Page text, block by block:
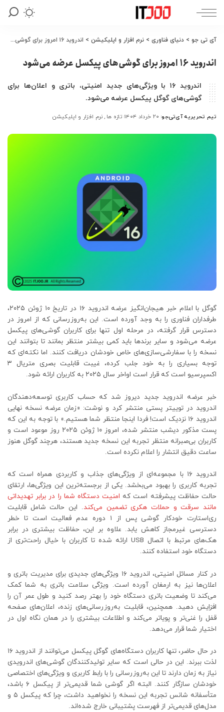
آی تی جو > دنیای فناوری > نرم افزار و اپلیکیشن > اندروید ۱۶ امروز برای گوشی‌های پیکسل عرضه می‌شود
اندروید ۱۶ امروز برای گوشی‌های پیکسل عرضه می‌شود
اندروید ۱۶ با ویژگی‌های جدید امنیتی، باتری و اعلان‌ها برای
گوشی‌های گوگل پیکسل عرضه می‌شود.
ارسال
توسط
تیم تحریریه آی‌تی‌جو ۲۰ خرداد ۱۴۰۴ تازه ها نرم افزار و اپلیکیشن
گوگل با اعلام خبر هیجان‌انگیز عرضه اندروید ۱۶ در تاریخ ۱۰ ژوئن ۲۰۲۵،
طرفداران فناوری را به وجد آورده است. این به‌روزرسانی که از امروز در
دسترس قرار گرفته، در مرحله اول تنها برای کاربران گوشی‌های پیکسل
عرضه می‌شود و سایر برندها باید کمی بیشتر منتظر بمانند تا بتوانند این
نسخه را با سفارشی‌سازی‌های خاص خودشان دریافت کنند. اما نکته‌ای که
توجه بسیاری را به خود جلب کرده، غیبت قابلیت بصری متریال ۳
اکسپرسیو است که قرار است اواخر سال ۲۰۲۵ به کاربران ارائه شود.
خبر عرضه اندروید جدید دیروز شد که حساب کاربری توسعه‌دهندگان
اندروید در توییتر پستی منتشر کرد و نوشت: «زمان عرضه نسخه نهایی
اندروید ۱۶ نزدیک است! فردا اینجا منتظر شما هستیم.» با توجه به این که
پست مذکور دیشب منتشر شده، امروز ۱۰ ژوئن ۲۰۲۵ روز موعود است و
کاربران بی‌صبرانه منتظر تجربه این نسخه جدید هستند، هرچند گوگل هنوز
ساعت دقیق انتشار را اعلام نکرده است.
اندروید ۱۶ با مجموعه‌ای از ویژگی‌های جذاب و کاربردی همراه است که
تجربه کاربری را بهبود می‌بخشد. یکی از برجسته‌ترین این ویژگی‌ها، ارتقای
حالت حفاظت پیشرفته است که امنیت دستگاه شما را در برابر تهدیداتی
مانند سرقت و حملات هکری تضمین می‌کند. این حالت شامل قابلیت
ری‌استارت خودکار گوشی پس از ۱ دوره عدم فعالیت است تا خطر
دسترسی غیرمجاز کاهش یابد. علاوه بر این، حفاظت بیشتری در برابر
هک‌های مرتبط با اتصال USB ارائه شده تا کاربران با خیال راحت‌تری از
دستگاه خود استفاده کنند.
در کنار مسائل امنیتی، اندروید ۱۶ ویژگی‌های جدیدی برای مدیریت باتری و
اعلان‌ها نیز به ارمغان آورده است. ویژگی سلامت باتری به شما کمک
می‌کند تا وضعیت باتری دستگاه خود را بهتر رصد کنید و طول عمر آن را
افزایش دهید. همچنین، قابلیت به‌روزرسانی‌های زنده، اعلان‌های صفحه
قفل را غنی‌تر و پویاتر می‌کند و اطلاعات بیشتری را در همان نگاه اول در
اختیار شما قرار می‌دهد.
در حال حاضر، تنها کاربران دستگاه‌های گوگل پیکسل می‌توانند از اندروید ۱۶
لذت ببرند. این در حالی است که سایر تولیدکنندگان گوشی‌های اندرویدی
نیاز به زمان دارند تا این به‌روزرسانی را با رابط کاربری و ویژگی‌های اختصاصی
خودشان سازگار کنند. البته اگر گوشی شما قدیمی‌تر از پیکسل ۶ باشد،
متأسفانه شانس تجربه این نسخه را نخواهید داشت، چرا که پیکسل ۵ و
مدل‌های قدیمی‌تر از فهرست پشتیبانی خارج شده‌اند.